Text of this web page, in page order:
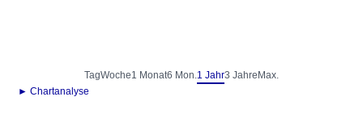
TagWoche1 Monat6 Mon.1 Jahr3 Jahre Max.
► Chartanalyse